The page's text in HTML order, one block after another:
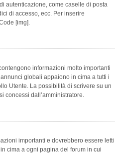
autenticazione, come caselle di posta
di accesso, ecc. Per inserire
[img].
informazioni molto importanti
globali appaiono in cima a tutti i
Utente. La possibilità di scrivere su un
concessi dall’amministratore.
importanti e dovrebbero essere letti
cima a ogni pagina del forum in cui